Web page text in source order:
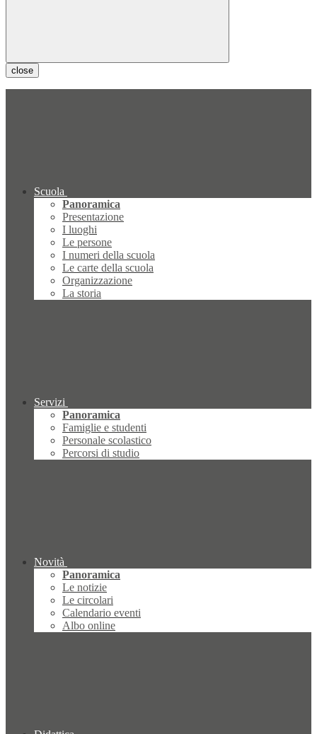
close
Scuola
Panoramica
Presentazione
I luoghi
Le persone
I numeri della scuola
Le carte della scuola
Organizzazione
La storia
Servizi
Panoramica
Famiglie e studenti
Personale scolastico
Percorsi di studio
Novità
Panoramica
Le notizie
Le circolari
Calendario eventi
Albo online